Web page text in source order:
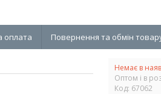
оплата Повернення та обмін
Немає в
Оптом і в
Код: 67062